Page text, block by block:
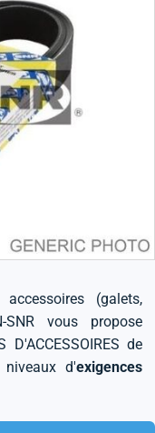
(galets,
vous propose
D'ACCESSOIRES de
d'exigences